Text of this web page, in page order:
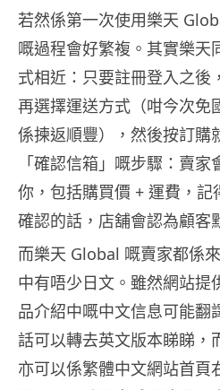
若然係第一次使用樂天
嘅過程會好繁複。其實樂天
式相近：只要註冊登入之後
再選擇運送方式（咁今次免
係揀返順豐），然後按訂購
「確認信箱」嘅步驟：賣
你，包括購買價 + 運費，記
確認的話，店舖會認為顧客
而樂天 Global 嘅賣家都係
中有唔少日文。雖然網站提
品介紹中嘅中文信息可能翻
話可以轉去英文版本睇睇，
亦可以係繁體中文網站首頁